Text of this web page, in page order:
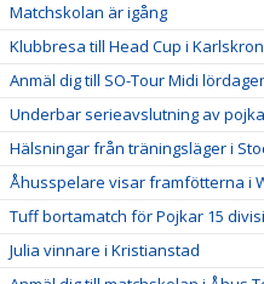
Matchskolan är igång
Klubbresa till Head Cup i
Anmäl dig till SO-Tour Midi
Underbar serieavslutning av
Hälsningar från träningsläger i
Åhusspelare visar framfötterna i
Tuff bortamatch för Pojkar 15
Julia vinnare i Kristianstad